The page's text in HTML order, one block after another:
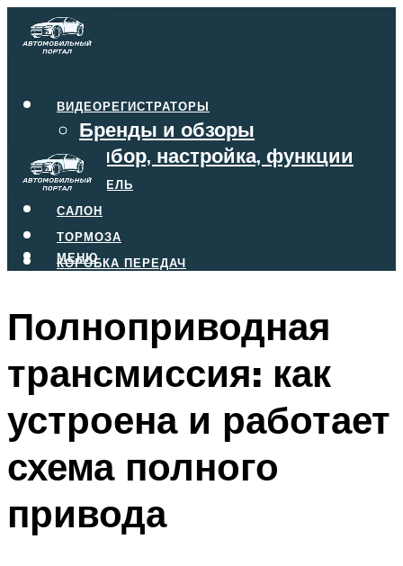
ВИДЕОРЕГИСТРАТОРЫ
Бренды и обзоры
Выбор, настройка, функции
ДВИГАТЕЛЬ
САЛОН
ТОРМОЗА
КОРОБКА ПЕРЕДАЧ
МЕНЮ
МЕНЮ
Полноприводная
трансмиссия: как
устроена и работает
схема полного
привода